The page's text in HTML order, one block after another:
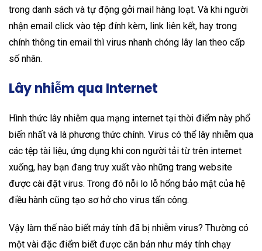
trong danh sách và tự động gởi mail hàng loạt. Và khi người
nhận email click vào tệp đính kèm, link liên kết, hay trong
chính thông tin email thì virus nhanh chóng lây lan theo cấp
số nhân.
Lây nhiễm qua Internet
Hình thức lây nhiễm qua mạng internet tại thời điểm này phổ
biến nhất và là phương thức chính. Virus có thể lây nhiễm qua
các tệp tài liệu, ứng dụng khi con người tải từ trên internet
xuống, hay bạn đang truy xuất vào những trang website
được cài đặt virus. Trong đó nỗi lo lỗ hổng bảo mật của hệ
điều hành cũng tạo sơ hở cho virus tấn công.
Vậy làm thế nào biết máy tính đã bị nhiễm virus? Thường có
một vài đặc điểm biết được căn bản như máy tính chạy